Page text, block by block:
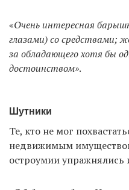
«Очень интересная
глазами) со средствами;
за обладающего хотя бы
достоинством».
Шутники
Те, кто не мог
недвижимым
остроумии упражнялись